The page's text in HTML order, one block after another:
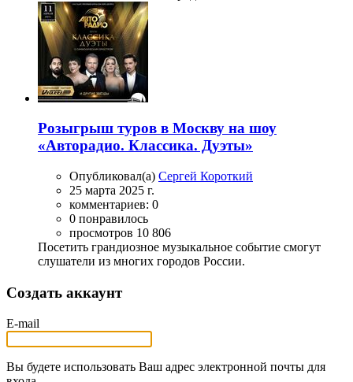
Розыгрыш туров в Москву на шоу
«Авторадио. Классика. Дуэты»
Опубликовал(а) Сергей Короткий
25 марта 2025 г.
комментариев: 0
0 понравилось
просмотров 10 806
Посетить грандиозное музыкальное событие смогут
слушатели из многих городов России.
Создать аккаунт
E-mail
Вы будете использовать Ваш адрес электронной почты для